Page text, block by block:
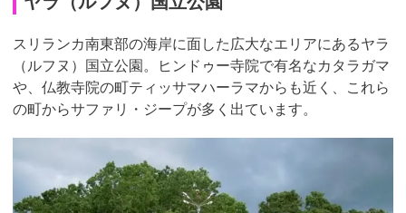
スリランカ南東部の海岸に面した広大なエリアにあるヤラ
（ルフヌ）国立公園。ヒンドゥー寺院で有名なカタラガマ
や、仏教寺院の町ティッサマハーラマからも近く、これら
の町からサファリ・ジープが多く出ています。